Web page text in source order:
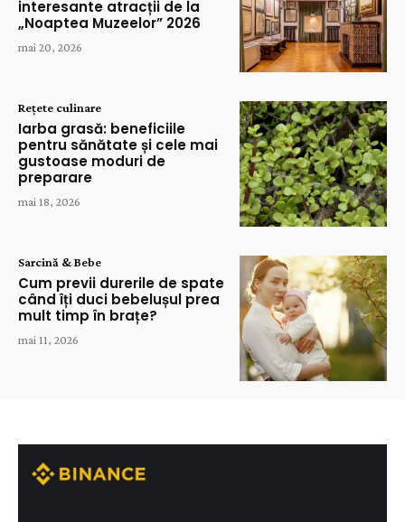
interesante atracții de la
„Noaptea Muzeelor” 2026
mai 20, 2026
Rețete culinare
Iarba grasă: beneficiile
pentru sănătate și cele mai
gustoase moduri de
preparare
mai 18, 2026
Sarcină & Bebe
Cum previi durerile de spate
când îți duci bebelușul prea
mult timp în brațe?
mai 11, 2026